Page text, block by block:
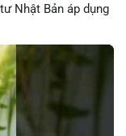
Nhật Bản áp dụng
giao dịch tài chính.
cho Việt Nam mà
phương khi các
Các yếu tố
đầu tư ESG, và
lưu lượng vốn